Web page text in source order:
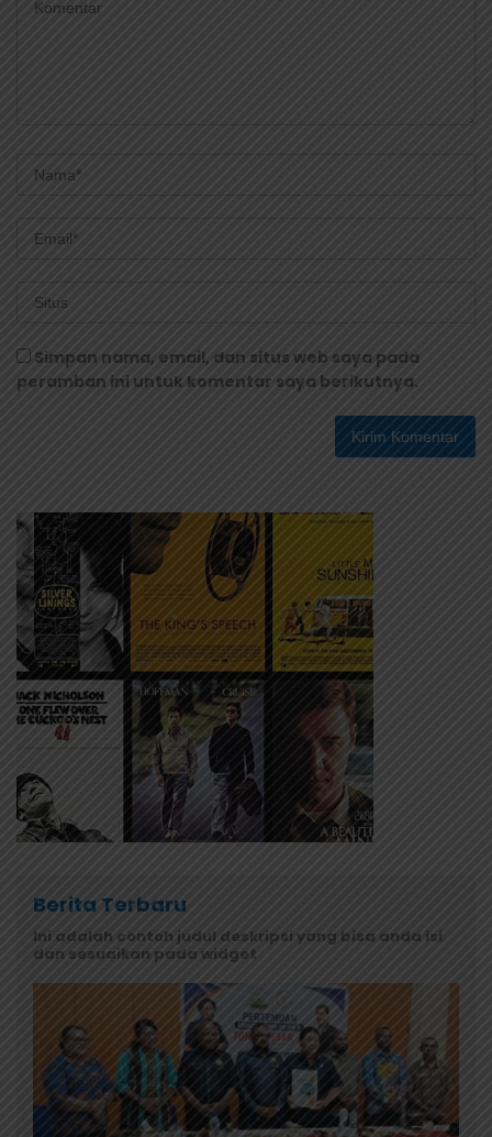
Simpan nama, email, dan situs web saya pada
peramban ini untuk komentar saya berikutnya.
Berita Terbaru
Ini adalah contoh judul deskripsi yang bisa anda isi
dan sesuaikan pada widget